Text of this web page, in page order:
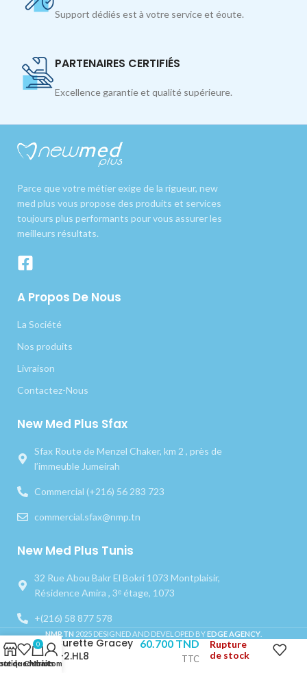
Support dédiés est à votre service et éoute.
PARTENAIRES CERTIFIÉS
Excellence garantie et qualité supérieure.
Parce que votre métier exige de la rigueur, new
med plus vous propose des produits et services
toujours plus performants pour vous assurer les
meilleurs résultats.
A Propos De Nous
La Société
Nos produits
Livraison
Contactez-Nous
New Med Plus Sfax
Sfax Route de Menzel Chaker, km 2 , près de
l’immeuble Jumeirah
Commercial (+216) 56 283 723
commercial.sfax@nmp.tn
New Med Plus Tunis
32 Rue Abou Bakr El Bokri 1073 Montplaisir,
Résidence Amira , 3ᵉ étage, 1073
+(216) 58 877 578
NMP.TN 2025 DESIGNED AND DEVELOPED BYEDGE AGENCY
Curette Gracey
1-2.HL8
60.700TND
TTC
Rupture
de stock
de souhaits
0
Chariot
Mon compte